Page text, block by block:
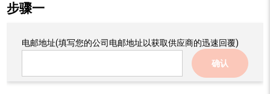
步骤一
电邮地址(填写您的公司电邮地址以获取供应商的迅速回覆)
确认